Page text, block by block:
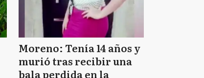
Moreno: Tenía 14 años y
murió tras recibir una
bala perdida en la